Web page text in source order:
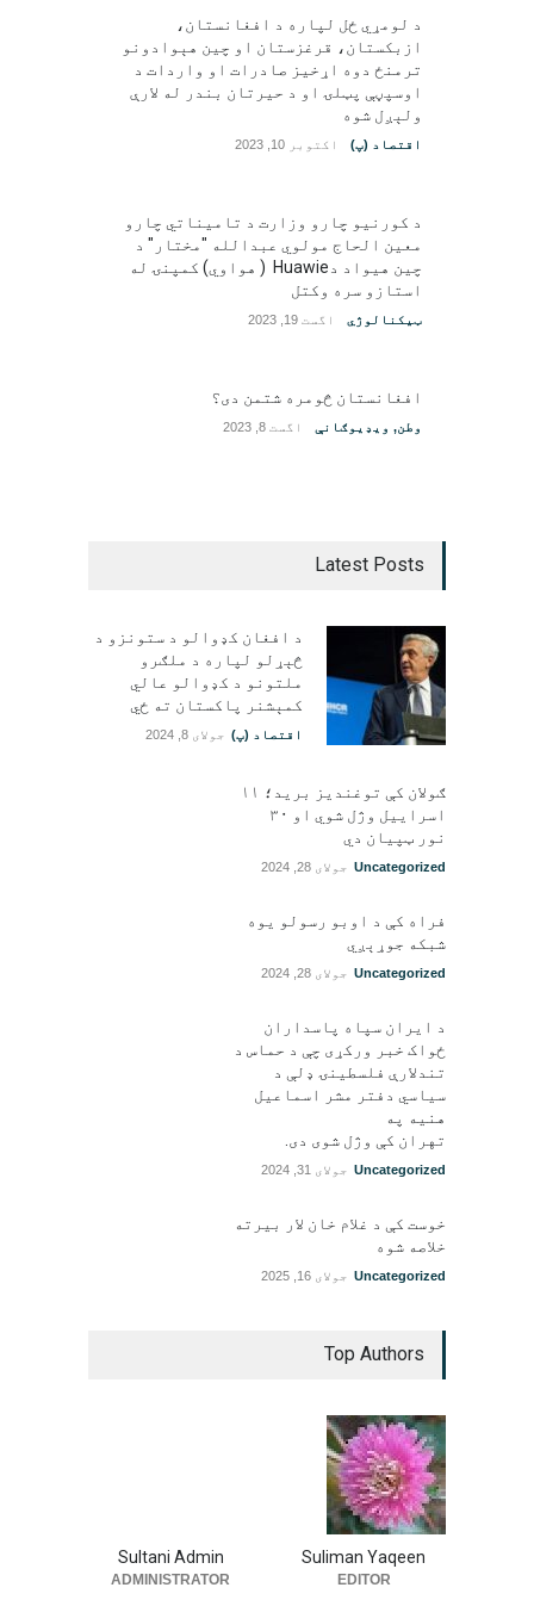
د لومړي ځل لپاره د افغانستان،
ازبکستان، قرغزستان او چین هېوادونو
ترمنځ دوه اړخیز صادرات او واردات د
اوسپڼې پټلۍ او د حیرتان بندر له لارې
ولېږل شوه
اقتصاد (پ) اکتوبر 10, 2023
د کورنیو چارو وزارت د تامیناتي چارو
معین الحاج مولوي عبدالله "مختار" د
چین هیواد دHuawie ( هواوي) کمپنۍ له
استازو سره وکتل
ټیکنالوژي اگست 19, 2023
افغانستان څومره شتمن دی؟
وطن, ویډیوګانې اگست 8, 2023
Latest Posts
د افغان کډوالو د ستونزو د
څېړلو لپاره د ملګرو
ملتونو د کډوالو عالي
کمېشنر پاکستان ته ځي
اقتصاد (پ) جولای 8, 2024
ګولان کې توغندیز برید؛ ۱۱
اسراییل وژل شوي او ۳۰
نور ټپيان دي
Uncategorized جولای 28, 2024
فراه کې د اوبو رسولو یوه
شبکه جوړېږي
Uncategorized جولای 28, 2024
د ایران سپاه پاسداران
ځواک خبر ورکړی چې د حماس د
تندلارې فلسطينۍ ډلې د
سیاسي دفتر مشر اسماعیل
هنيه په
تهران کې وژل شوی دی.
Uncategorized جولای 31, 2024
خوست کې د غلام خان لار بیرته
خلاصه شوه
Uncategorized جولای 16, 2025
Top Authors
Suliman Yaqeen
EDITOR
Sultani Admin
ADMINISTRATOR